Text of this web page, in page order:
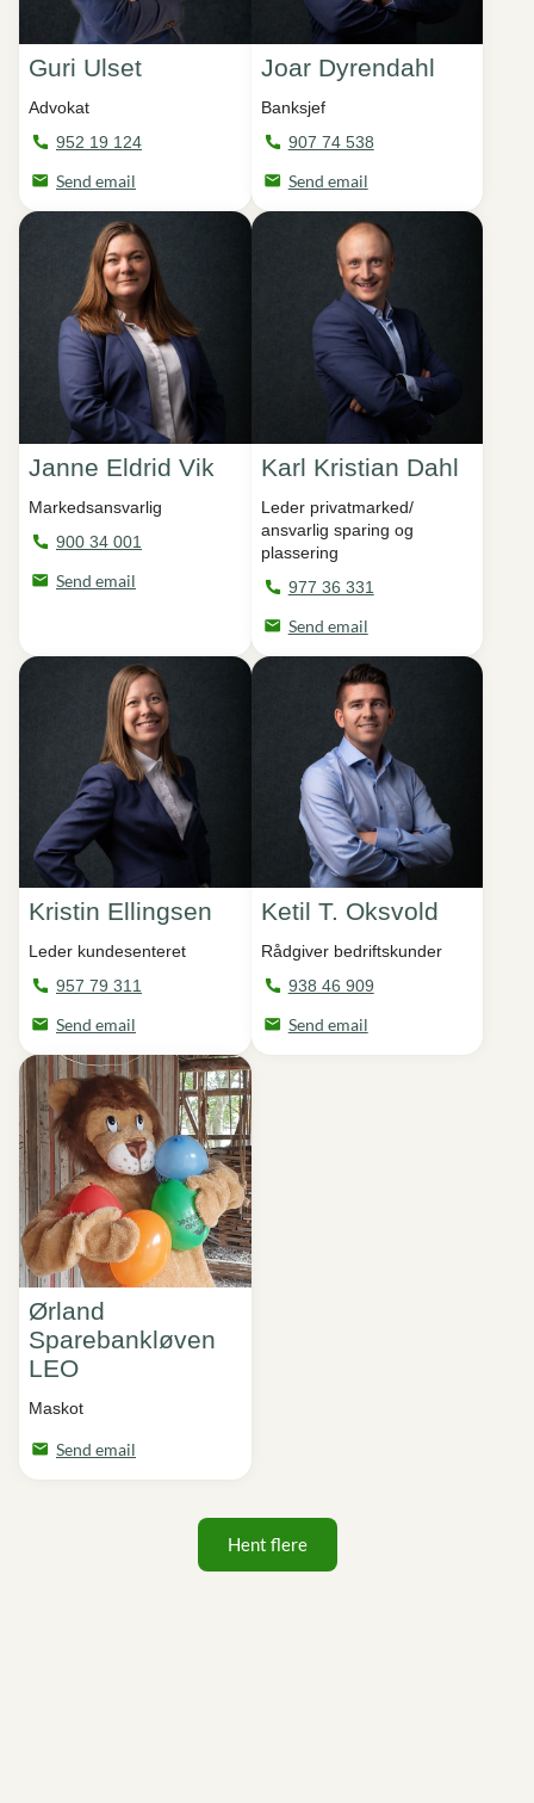
Guri Ulset
Advokat
952 19 124
Send email
Joar Dyrendahl
Banksjef
907 74 538
Send email
Janne Eldrid Vik
Markedsansvarlig
900 34 001
Send email
Karl Kristian Dahl
Leder privatmarked/
ansvarlig sparing og
plassering
977 36 331
Send email
Kristin Ellingsen
Leder kundesenteret
957 79 311
Send email
Ketil T. Oksvold
Rådgiver bedriftskunder
938 46 909
Send email
Ørland
Sparebankløven
LEO
Maskot
Send email
Hent flere